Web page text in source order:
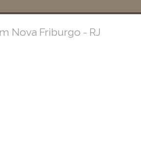
Nova Friburgo - RJ